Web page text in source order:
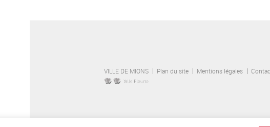
VILLE DE MIONS Plan du site Mentions légales